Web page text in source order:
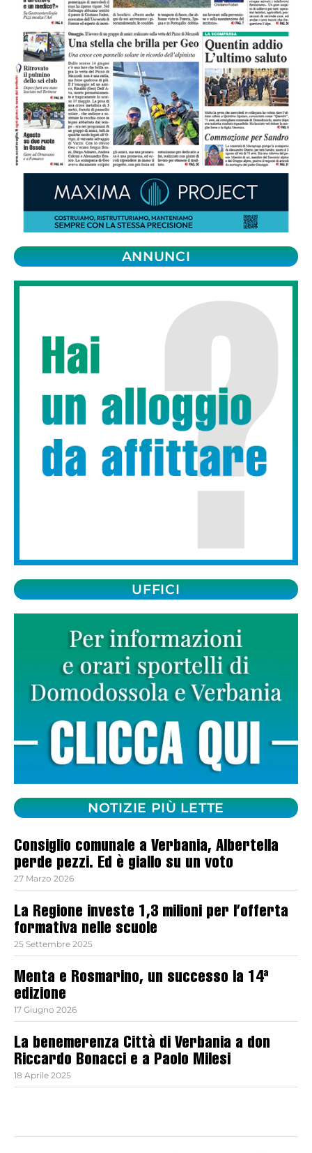
ANNUNCI
UFFICI
NOTIZIE PIÙ LETTE
Consiglio comunale a Verbania, Albertella
perde pezzi. Ed è giallo su un voto
27 Marzo 2026
La Regione investe 1,3 milioni per l’offerta
formativa nelle scuole
25 Settembre 2025
Menta e Rosmarino, un successo la 14ª
edizione
17 Giugno 2026
La benemerenza Città di Verbania a don
Riccardo Bonacci e a Paolo Milesi
18 Aprile 2025